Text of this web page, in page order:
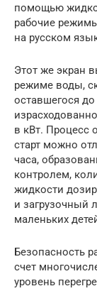
помощью
рабочие
на русском
Этот же экран
режиме воды,
оставшегося
в кВт. Процесс
старт можно
часа,
контролем,
жидкости
и загрузочный
маленьких
Безопасность
счет
уровень